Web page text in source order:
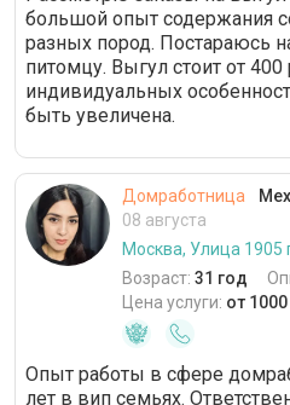
большой опыт содержания
разных пород. Постараюсь
питомцу. Выгул стоит от
индивидуальных
быть увеличена.
Домработница
08 августа
Москва, Улица 1905
Возраст: 31 год
Цена услуги: от
Опыт работы в сфере
лет в вип семьях.